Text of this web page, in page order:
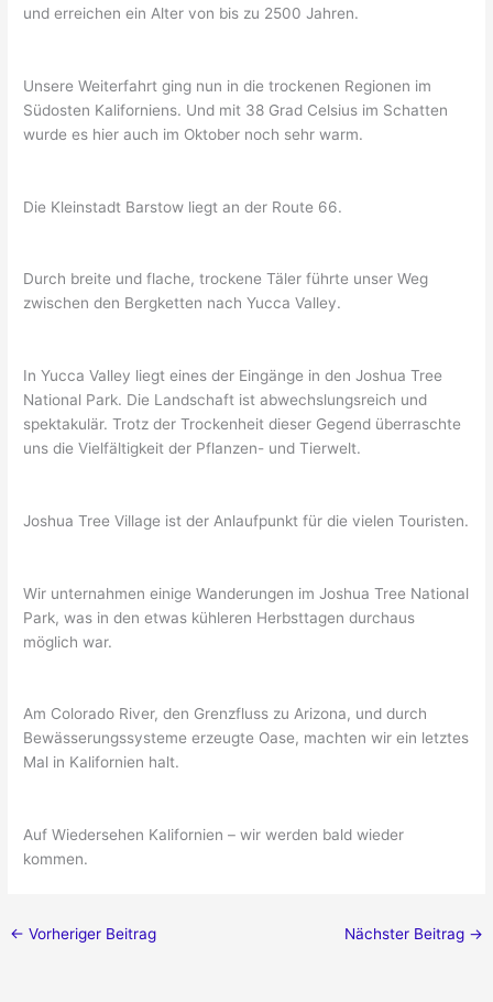
und erreichen ein Alter von bis zu 2500 Jahren.
Unsere Weiterfahrt ging nun in die trockenen Regionen im
Südosten Kaliforniens. Und mit 38 Grad Celsius im Schatten
wurde es hier auch im Oktober noch sehr warm.
Die Kleinstadt Barstow liegt an der Route 66.
Durch breite und flache, trockene Täler führte unser Weg
zwischen den Bergketten nach Yucca Valley.
In Yucca Valley liegt eines der Eingänge in den Joshua Tree
National Park. Die Landschaft ist abwechslungsreich und
spektakulär. Trotz der Trockenheit dieser Gegend überraschte
uns die Vielfältigkeit der Pflanzen- und Tierwelt.
Joshua Tree Village ist der Anlaufpunkt für die vielen Touristen.
Wir unternahmen einige Wanderungen im Joshua Tree National
Park, was in den etwas kühleren Herbsttagen durchaus
möglich war.
Am Colorado River, den Grenzfluss zu Arizona, und durch
Bewässerungssysteme erzeugte Oase, machten wir ein letztes
Mal in Kalifornien halt.
Auf Wiedersehen Kalifornien – wir werden bald wieder
kommen.
← Vorheriger Beitrag Nächster Beitrag →